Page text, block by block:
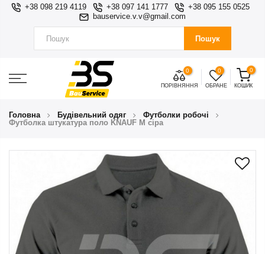
+38 098 219 4119 +38 097 141 1777
+38 095 155 0525
bauservice.v.v@gmail.com
Пошук
0
ПОРІВНЯННЯ
0
ОБРАНЕ
0
КОШИК
Головна Будівельний одяг
Футболки робочі
Футболка штукатура поло KNAUF М сіра